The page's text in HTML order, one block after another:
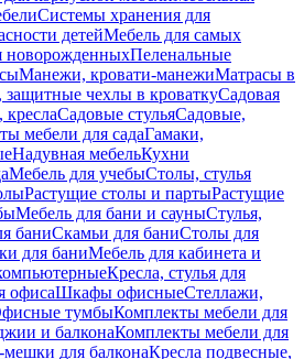
Системы хранения для
детейМебель для самых
новорожденныхПеленальные
Манежи, кровати-манежиМатрасы в
чехлы в кроваткуСадовая
Садовые стульяСадовые,
мебели для садаГамаки,
Надувная мебельКухни
Мебель для учебыСтолы, стулья
Растущие столы и партыРастущие
Мебель для бани и сауныСтулья,
баниСкамьи для баниСтолы для
для баниМебель для кабинета и
Кресла, стулья для
офисаШкафы офисныеСтеллажи,
тумбыКомплекты мебели для
и балконаКомплекты мебели для
мешки для балконаКресла подвесные,